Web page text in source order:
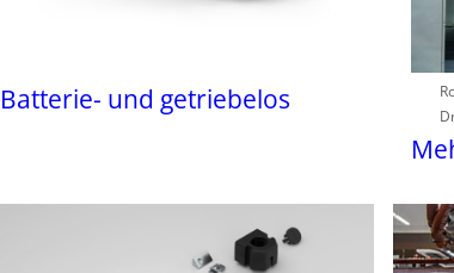
Batterie- und getriebelos